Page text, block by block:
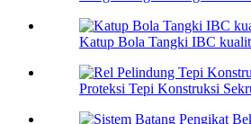
Katup Bola Tangki IBC
Proteksi Tepi Konstruksi